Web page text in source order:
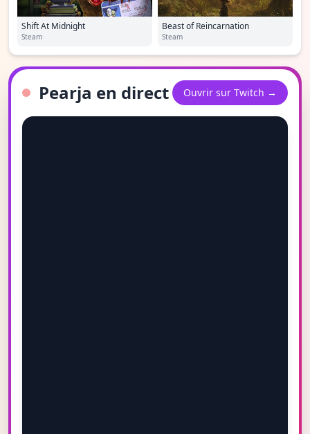
Shift At Midnight
Steam
Beast of Reincarnation
Steam
Pearja en direct Ouvrir sur Twitch →